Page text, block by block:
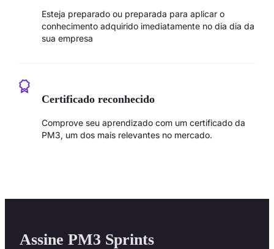
Esteja preparado ou preparada para aplicar o
conhecimento adquirido imediatamente no dia dia da
sua empresa
Certificado reconhecido
Comprove seu aprendizado com um certificado da
PM3, um dos mais relevantes no mercado.
Assine PM3 Sprints